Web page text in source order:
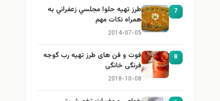
7
طرز تهيه حلوا مجلسي زعفراني به
همراه نكات مهم
2014-07-05
8
فوت و فن های طرز تهیه رب گوجه
فرنگی خانگی
2018-10-08